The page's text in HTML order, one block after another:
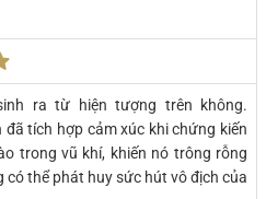
ra từ hiện tượng trên không.
đã tích hợp cảm xúc khi chứng kiến
trong vũ khí, khiến nó trông rỗng
có thể phát huy sức hút vô địch của